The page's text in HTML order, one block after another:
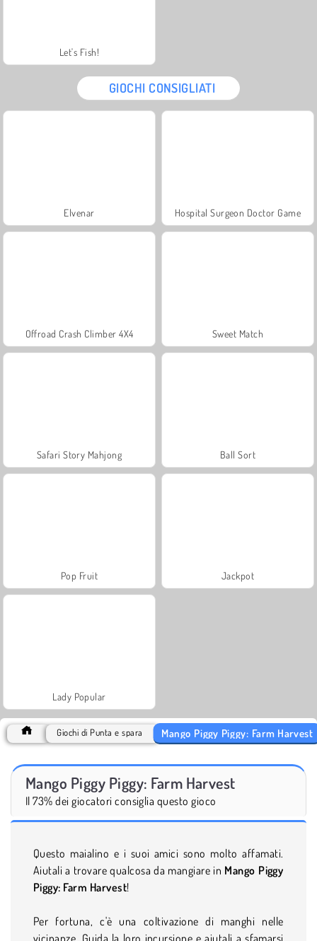
Let's Fish!
GIOCHI CONSIGLIATI
Elvenar Hospital Surgeon Doctor Game
Offroad Crash Climber 4X4 Sweet Match
Safari Story Mahjong Ball Sort
Pop Fruit Jackpot
Lady Popular
Giochi di Punta e spara Mango Piggy Piggy: Farm Harvest
Mango Piggy Piggy: Farm Harvest
Il 73% dei giocatori consiglia questo gioco
Questo maialino e i suoi amici sono molto affamati.
Aiutali a trovare qualcosa da mangiare in Mango Piggy
Piggy: Farm Harvest!
Per fortuna, c'è una coltivazione di manghi nelle
vicinanze. Guida la loro incursione e aiutali a sfamarsi